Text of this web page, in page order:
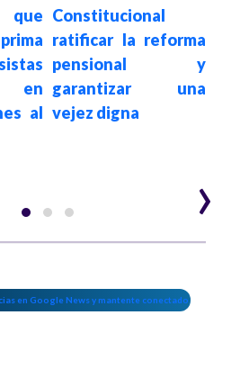
en
al
Constitucional
ratificar la reforma
pensional y
garantizar una
vejez digna
›
en Google News y mantente conectado